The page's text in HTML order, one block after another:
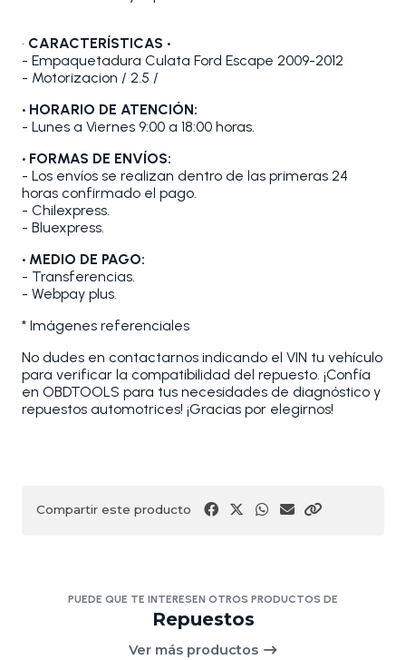
• CARACTERÍSTICAS •
- Empaquetadura Culata Ford Escape 2009-2012
- Motorizacion / 2.5 /
• HORARIO DE ATENCIÓN:
- Lunes a Viernes 9:00 a 18:00 horas.
• FORMAS DE ENVÍOS:
- Los envíos se realizan dentro de las primeras 24
horas confirmado el pago.
- Chilexpress.
- Bluexpress.
• MEDIO DE PAGO:
- Transferencias.
- Webpay plus.
* Imágenes referenciales
No dudes en contactarnos indicando el VIN tu vehículo
para verificar la compatibilidad del repuesto. ¡Confía
en OBDTOOLS para tus necesidades de diagnóstico y
repuestos automotrices! ¡Gracias por elegirnos!
Compartir este producto
PUEDE QUE TE INTERESEN OTROS PRODUCTOS DE
Repuestos
Ver más productos